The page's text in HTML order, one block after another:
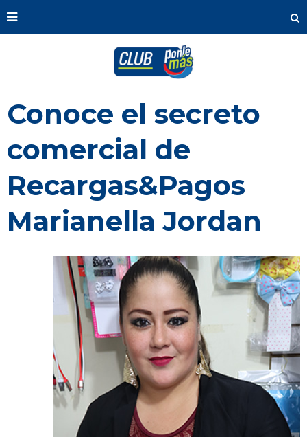
Conoce el secreto
comercial de
Recargas&Pagos
Marianella Jordan